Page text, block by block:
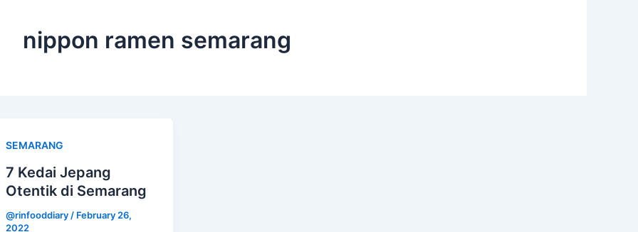
nippon ramen semarang
SEMARANG
7 Kedai Jepang
Otentik di Semarang
@rinfooddiary / February 26,
2022